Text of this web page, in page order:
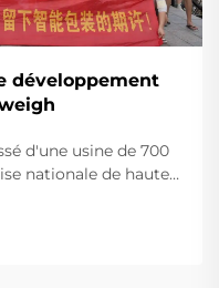
développement
d'une usine de 700
nationale de haute
mondiale